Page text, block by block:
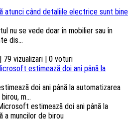
atunci când detaliile electrice sunt bine
nu se vede doar în mobilier sau în
dis...
79 vizualizari | 0 voturi
estimează doi ani până la
doi ani până la automatizarea
m...